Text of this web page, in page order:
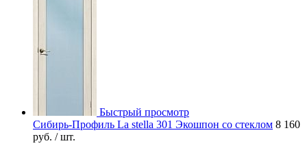
Быстрый просмотр
Сибирь-Профиль La stella 301 Экошпон со стеклом 8 160
руб. / шт.